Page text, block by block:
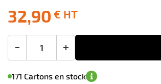
32,90 € HT
Ecotaxe
Prix
public
€
HT
Livraison
offerte
+
de171 Cartons en stock
de
(5)